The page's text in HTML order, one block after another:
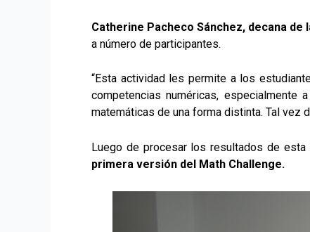
Catherine Pacheco Sánchez, decana de
a número de participantes.
“Esta actividad les permite a los
competencias numéricas,
matemáticas de una forma distinta. Tal vez
Luego de procesar los resultados de
primera versión del Math Challenge.